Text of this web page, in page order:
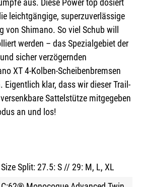
aus. Diese Power top dosiert
leichtgängige, superzuverlässige
von Shimano. So viel Schub will
werden – das Spezialgebiet der
sicher verzögernden
XT 4-Kolben-Scheibenbremsen
Eigentlich klar, dass wir dieser Trail-
Sattelstütze mitgegeben
an und los!
Size Split: 27.5: S // 29: M, L, XL